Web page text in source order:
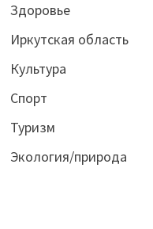
Здоровье
Иркутская область
Культура
Спорт
Туризм
Экология/природа